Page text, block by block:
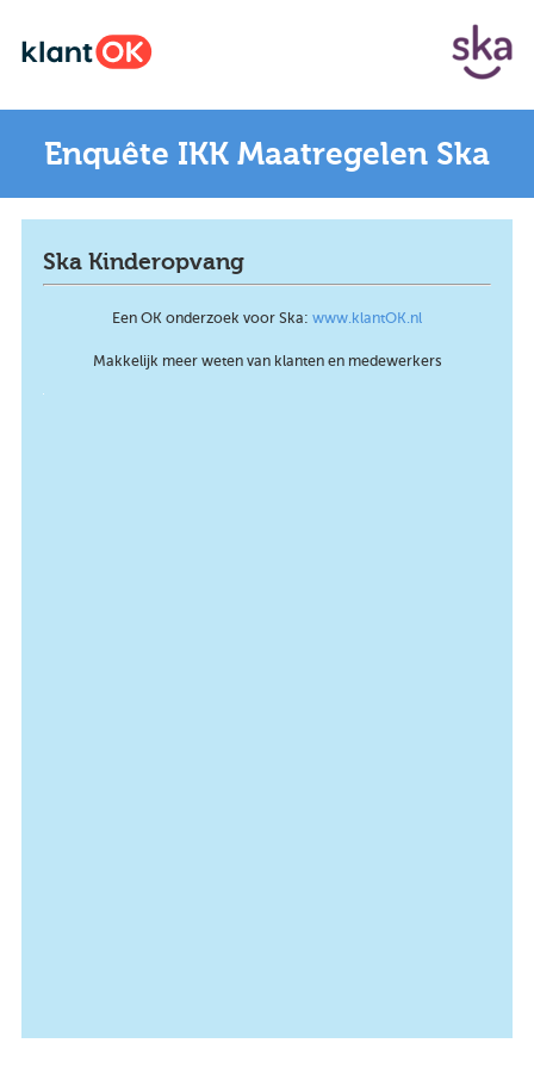
Enquête IKK Maatregelen Ska
Ska Kinderopvang
Een OK onderzoek voor Ska: www.klantOK.nl
Makkelijk meer weten van klanten en medewerkers